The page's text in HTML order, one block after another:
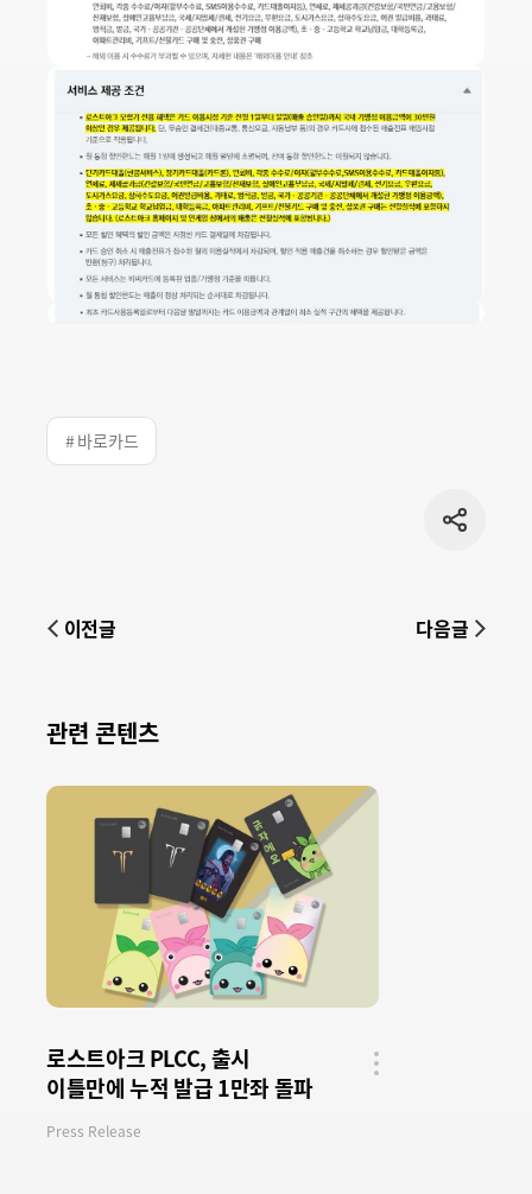
# 바로카드
공유
이전글 다음글
관련 콘텐츠
로스트아크 PLCC, 출시
이틀만에 누적 발급 1만좌 돌파
Press Release